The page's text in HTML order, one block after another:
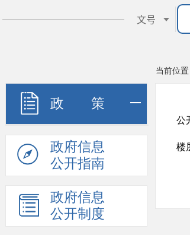
政 策
政府信息
公开指南
政府信息
公开制度
当前位置
公
楼